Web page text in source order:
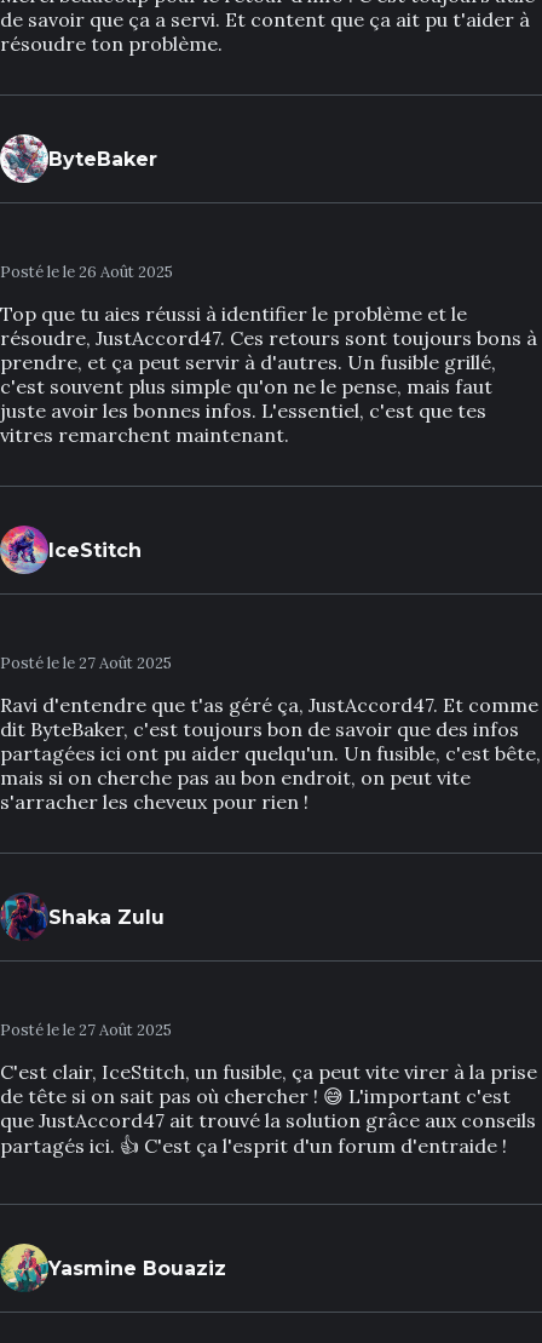
de savoir que ça a servi. Et content que ça ait pu t'aider à
résoudre ton problème.
ByteBaker
Posté le le 26 Août 2025
Top que tu aies réussi à identifier le problème et le
résoudre, JustAccord47. Ces retours sont toujours bons à
prendre, et ça peut servir à d'autres. Un fusible grillé,
c'est souvent plus simple qu'on ne le pense, mais faut
juste avoir les bonnes infos. L'essentiel, c'est que tes
vitres remarchent maintenant.
IceStitch
Posté le le 27 Août 2025
Ravi d'entendre que t'as géré ça, JustAccord47. Et comme
dit ByteBaker, c'est toujours bon de savoir que des infos
partagées ici ont pu aider quelqu'un. Un fusible, c'est bête,
mais si on cherche pas au bon endroit, on peut vite
s'arracher les cheveux pour rien !
Shaka Zulu
Posté le le 27 Août 2025
C'est clair, IceStitch, un fusible, ça peut vite virer à la prise
de tête si on sait pas où chercher ! 😅 L'important c'est
que JustAccord47 ait trouvé la solution grâce aux conseils
partagés ici. 👍 C'est ça l'esprit d'un forum d'entraide !
Yasmine Bouaziz